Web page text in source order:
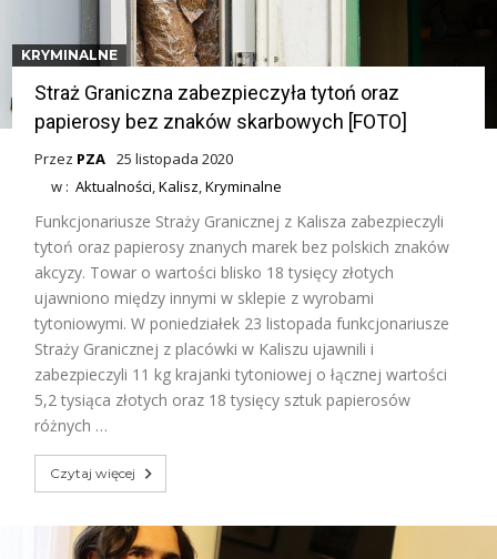
KRYMINALNE
Straż Graniczna zabezpieczyła tytoń oraz
papierosy bez znaków skarbowych [FOTO]
Przez PZA 25 listopada 2020
w :Aktualności,Kalisz,Kryminalne
Funkcjonariusze Straży Granicznej z Kalisza zabezpieczyli
tytoń oraz papierosy znanych marek bez polskich znaków
akcyzy. Towar o wartości blisko 18 tysięcy złotych
ujawniono między innymi w sklepie z wyrobami
tytoniowymi. W poniedziałek 23 listopada funkcjonariusze
Straży Granicznej z placówki w Kaliszu ujawnili i
zabezpieczyli 11 kg krajanki tytoniowej o łącznej wartości
5,2 tysiąca złotych oraz 18 tysięcy sztuk papierosów
różnych …
Czytaj więcej